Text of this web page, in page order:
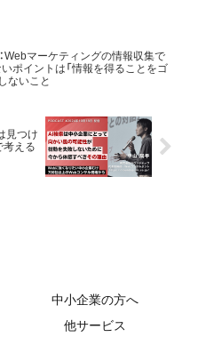
Webマーケティングの情報収集で
ポイントは「情報を得ることをゴ
ないこと
見つけ
考える
中小企業の方へ
他サービス